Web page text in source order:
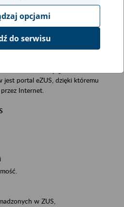
ZUS eZUS
jest portal eZUS, dzięki któremu
Internet.
w ZUS,
opcjami
do serwisu